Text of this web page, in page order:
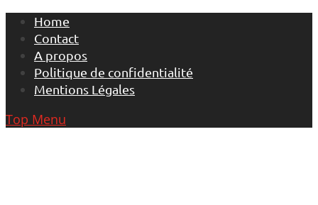
Skip
content
Home
Contact
A propos
Politique de confidentialité
Mentions Légales
Top Menu